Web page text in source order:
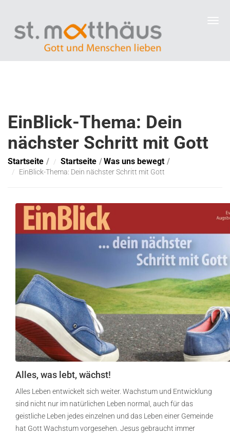
EinBlick-Thema: Dein
nächster Schritt mit Gott
Startseite Startseite Was uns bewegt
EinBlick-Thema: Dein nächster Schritt mit Gott
Alles, was lebt, wächst!
Alles Leben entwickelt sich weiter. Wachstum und Entwicklung
sind nicht nur im natürlichen Leben normal, auch für das
geistliche Leben jedes einzelnen und das Leben einer Gemeinde
hat Gott Wachstum vorgesehen. Jesus gebraucht immer